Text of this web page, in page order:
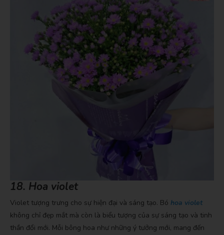
18. Hoa violet
Violet tượng trưng cho sự hiện đại và sáng tạo. Bó hoa violet
không chỉ đẹp mắt mà còn là biểu tượng của sự sáng tạo và tinh
thần đổi mới. Mỗi bông hoa như những ý tưởng mới, mang đến